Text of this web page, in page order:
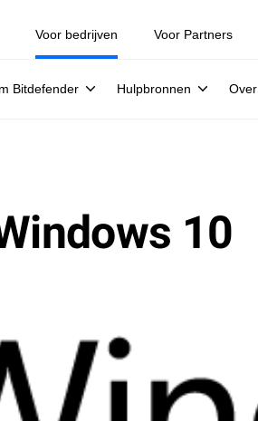
Voor bedrijven
Bitdefender Hulpbronnen Over
Voor Partners
10